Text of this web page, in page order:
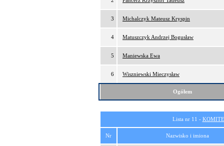
3 Michalczyk Mateusz Kryspin
4 Matuszczyk Andrzej Bogusław
5 Maniewska Ewa
6 Wiszniewski Mieczysław
Ogółem
Lista nr 11 -
Nr Nazwisko i imiona